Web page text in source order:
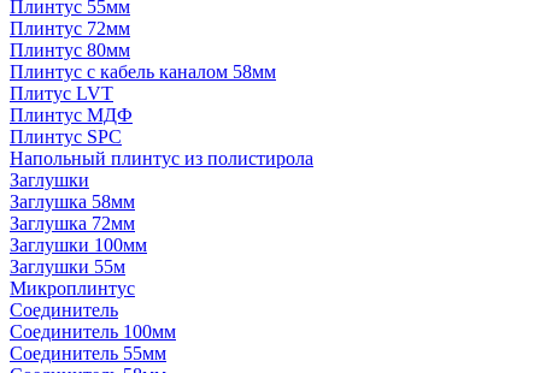
Плинтус 55мм
Плинтус 72мм
Плинтус 80мм
Плинтус с кабель каналом 58мм
Плитус LVT
Плинтус МДФ
Плинтус SPC
Напольный плинтус из полистирола
Заглушки
Заглушка 58мм
Заглушка 72мм
Заглушки 100мм
Заглушки 55м
Микроплинтус
Соединитель
Соединитель 100мм
Соединитель 55мм